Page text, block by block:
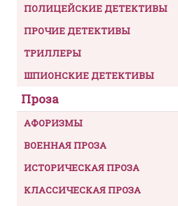
ПОЛИЦЕЙСКИЕ ДЕТЕКТИВЫ
ПРОЧИЕ ДЕТЕКТИВЫ
ТРИЛЛЕРЫ
ШПИОНСКИЕ ДЕТЕКТИВЫ
Проза
АФОРИЗМЫ
ВОЕННАЯ ПРОЗА
ИСТОРИЧЕСКАЯ ПРОЗА
КЛАССИЧЕСКАЯ ПРОЗА